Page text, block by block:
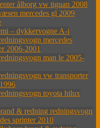
ålborg vw tiguan 2008
mercedes gl 2009
– dykkervogne A-i
mercedes
2006-2001
man le 2005-
vw transporter
toyota hilux
& redning redningsvogn
sprinter 2010